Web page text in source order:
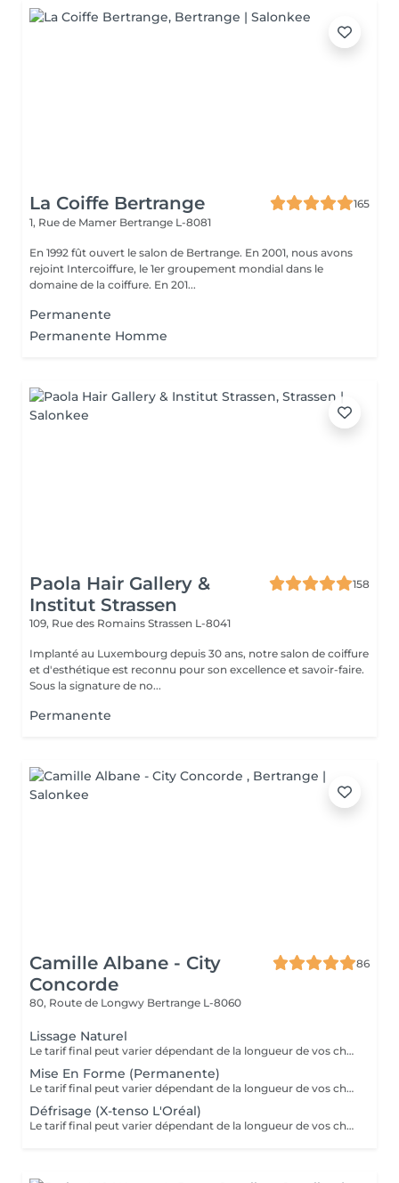
La Coiffe Bertrange
165
1, Rue de Mamer Bertrange L-8081
En 1992 fût ouvert le salon de Bertrange. En 2001, nous avons
rejoint Intercoiffure, le 1er groupement mondial dans le
domaine de la coiffure. En 201...
Permanente
Permanente Homme
Paola Hair Gallery &
Institut Strassen
158
109, Rue des Romains Strassen L-8041
Implanté au Luxembourg depuis 30 ans, notre salon de coiffure
et d'esthétique est reconnu pour son excellence et savoir-faire.
Sous la signature de no...
Permanente
Camille Albane - City
Concorde
86
80, Route de Longwy Bertrange L-8060
Lissage Naturel
Le tarif final peut varier dépendant de la longueur de vos cheveux ainsi que des soins et produits utilisés.
Mise En Forme (Permanente)
Le tarif final peut varier dépendant de la longueur de vos cheveux ainsi que des soins et produits utilisés.
Défrisage (X-tenso L'Oréal)
Le tarif final peut varier dépendant de la longueur de vos cheveux ainsi que des soins et produits utilisés.